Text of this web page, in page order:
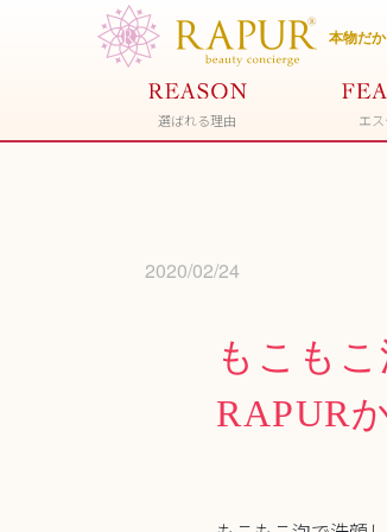
選ばれる理由 エ
2020/02/24
もこも
RAPUR